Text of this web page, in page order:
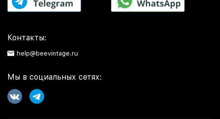
Контакты:
help@beevintage.ru
Мы в социальных сетях: